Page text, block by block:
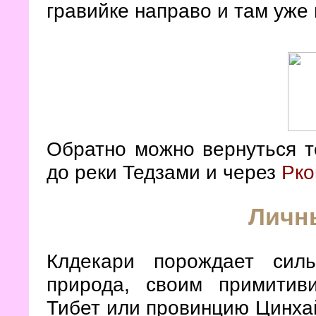
гравийке направо и там
Обратно можно вернуться
до реки Тедзами и через
Клдекари порождает
природа, своим
Тибет или провинцию